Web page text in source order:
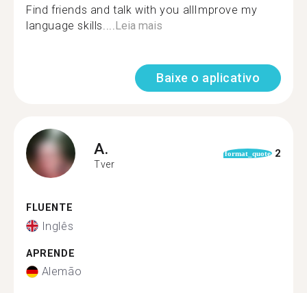
Find friends and talk with you allImprove my
language skills....Leia mais
Baixe o aplicativo
A.
Tver
format_quote 2
FLUENTE
Inglês
APRENDE
Alemão